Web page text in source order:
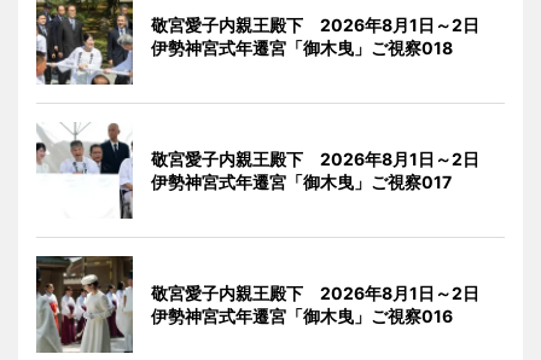
敬宮愛子内親王殿下 2026年8月1日～2日
伊勢神宮式年遷宮「御木曳」ご視察018
敬宮愛子内親王殿下 2026年8月1日～2日
伊勢神宮式年遷宮「御木曳」ご視察017
敬宮愛子内親王殿下 2026年8月1日～2日
伊勢神宮式年遷宮「御木曳」ご視察016